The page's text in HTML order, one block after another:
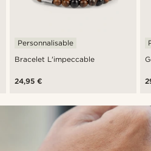
Bracelet L'impeccable
Personnalisable
24,95 €